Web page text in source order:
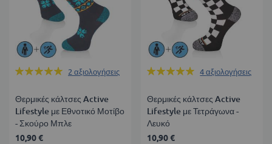
Βαθμολογία:
2 αξιολογήσεις
Θερμικές κάλτσες Active
Lifestyle με Εθνοτικό Μοτίβο
- Σκούρο Μπλε
10,90 €
Βαθμολογία:
4αξιολογήσεις
Θερμικές κάλτσες Active
Lifestyle με Τετράγωνα -
Λευκό
10,90 €